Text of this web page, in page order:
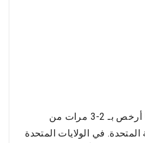
- زراعة الأسنان في تركيا أرخص بـ 2-3 مرات من
المتحدة. في الولايات المتحدة